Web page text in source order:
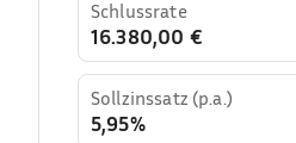
Schlussrate
16.380,00 €
Sollzinssatz (p.a.)
5,95%